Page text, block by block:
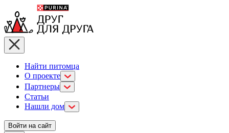
Найти питомца
О проекте
Партнеры
Статьи
Нашли дом
Войти на сайт